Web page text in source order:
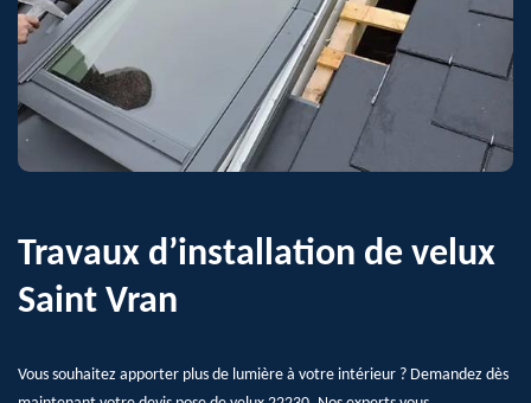
Travaux d’installation de velux
Saint Vran
Vous souhaitez apporter plus de lumière à votre intérieur ? Demandez dès